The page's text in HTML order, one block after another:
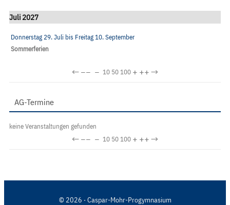
Juli 2027
Donnerstag 29. Juli bis Freitag 10. September
Sommerferien
←−− − 10 50100 + ++→
AG-Termine
keine Veranstaltungen gefunden
←−− − 10 50100 + ++→
© 2026 · Caspar-Mohr-Progymnasium